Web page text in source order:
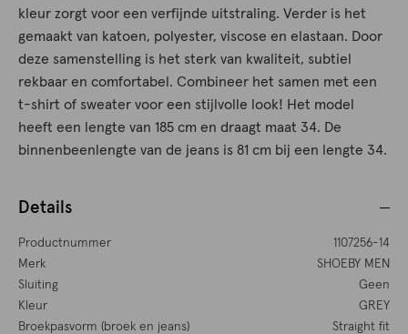
kleur zorgt voor een verfijnde uitstraling. Verder is het
gemaakt van katoen, polyester, viscose en elastaan. Door
deze samenstelling is het sterk van kwaliteit, subtiel
rekbaar en comfortabel. Combineer het samen met een
t-shirt of sweater voor een stijlvolle look! Het model
heeft een lengte van 185 cm en draagt maat 34. De
binnenbeenlengte van de jeans is 81 cm bij een lengte 34.
Details
Productnummer
1107256-14
Merk
SHOEBY MEN
Sluiting
Geen
Kleur
GREY
Broekpasvorm (broek en jeans)
Straight fit